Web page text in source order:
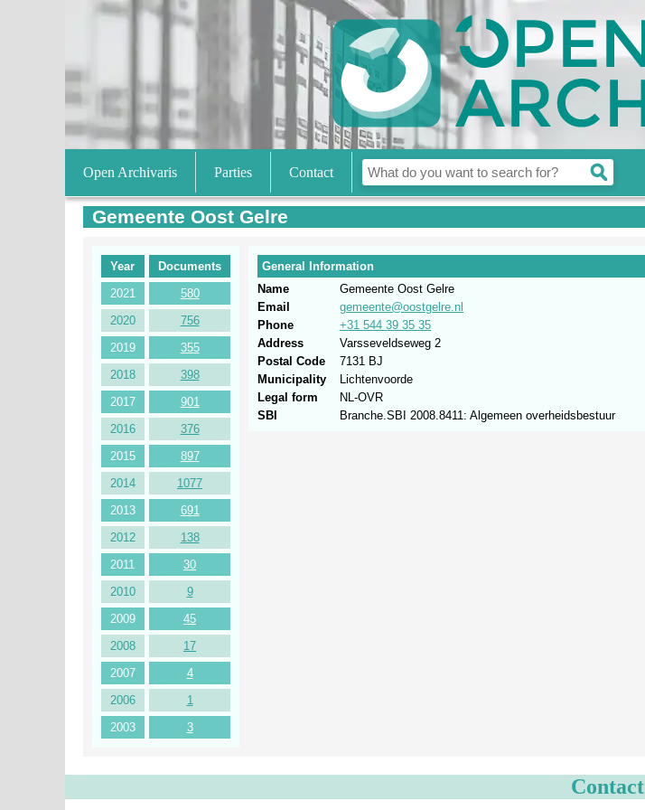
Open Archivaris Parties Contact
Gemeente Oost Gelre
Year
Documents
2021
580
2020
756
2019
355
2018
398
2017
901
2016
376
2015
897
2014
1077
2013
691
2012
138
2011
30
2010
9
2009
45
2008
17
2007
4
2006
1
2003
3
General Information
Name
Gemeente Oost Gelre
Email
gemeente@oostgelre.nl
Phone
+31 544 39 35 35
Address
Varsseveldseweg 2
Postal Code
7131 BJ
Municipality
Lichtenvoorde
Legal form
NL-OVR
SBI
Branche.SBI 2008.8411: Algemeen overheidsbestuur
Contact